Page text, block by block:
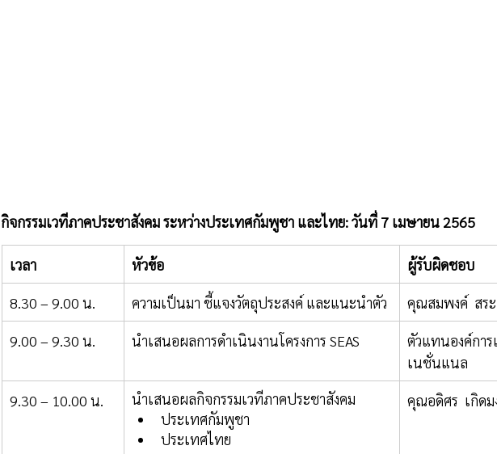
กิจกรรมเวทีภาคประชาสังคม ระหว่างประเทศกัมพูชา และไทย: วันที่ 7 เมษายน 2565
เวลา หัวข้อ ผู้รับผิดชอบ
8.30 – 9.00 น. ความเป็นมา ชี้แจงวัตถุประสงค์ และแนะนำตัว คุณสมพงค์  สร
9.00 – 9.30 น. นำเสนอผลการดำเนินงานโครงการ SEAS
ตัวแทนองค์กา
เนชั่นแนล
9.30 – 10.00 น.
นำเสนอผลกิจกรรมเวทีภาคประชาสังคม
ประเทศกัมพูชา
ประเทศไทย
คุณอดิศร  เกิดม